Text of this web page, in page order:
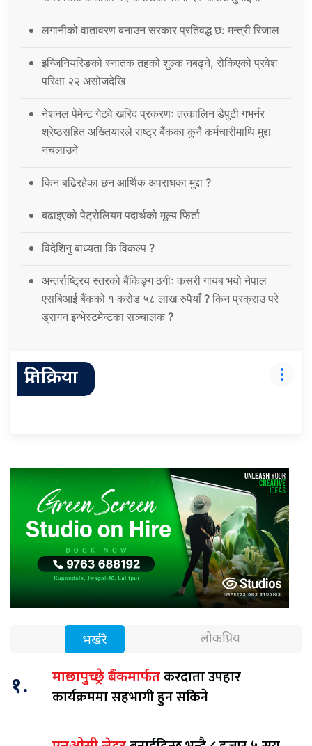
लगानीको वातावरण बनाउन सरकार प्रतिवद्ध छ: मन्त्री रिजाल
इन्जिनियरिङको स्नातक तहको शुल्क नबढ्ने, रोकिएको प्रवेश
परिक्षा २२ असोजदेखि
नेशनल पेमेन्ट गेटवे खरिद प्रकरणः तत्कालिन डेपुटी गभर्नर
श्रेष्ठसहित अख्तियारले राष्ट्र बैंकका कुनै कर्मचारीमाथि मुद्दा
नचलाउने
किन बढिरहेका छन आर्थिक अपराधका मुद्दा ?
बढाइएको पेट्रोलियम पदार्थको मूल्य फिर्ता
विदेशिनु बाध्यता कि विकल्प ?
अन्तर्राष्ट्रिय स्तरको बैंकिङ्ग ठगीः कसरी गायब भयो नेपाल
एसबिआई बैंकको १ करोड ५८ लाख रुपैयाँ ? किन प्रक्राउ परे
ड्रागन इन्भेस्टमेन्टका सञ्चालक ?
प्रतिक्रिया
भर्खरै लोकप्रिय
१. माछापुच्छ्रे बैंकमार्फतकरदाता उपहार
कार्यक्रममा सहभागी हुन सकिने